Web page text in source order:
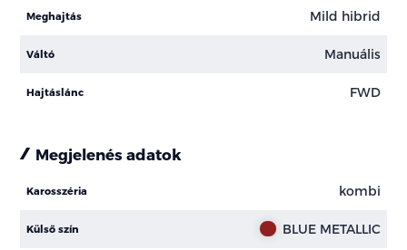
Meghajtás Mild hibrid
Váltó Manuális
Hajtáslánc FWD
Megjelenés adatok
Karosszéria kombi
Külső szín BLUE METALLIC